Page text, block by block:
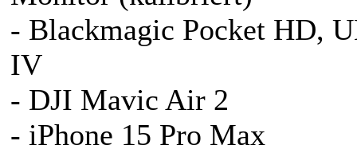
- Blackmagic Pocket HD,
IV
- DJI Mavic Air 2
- iPhone 15 Pro Max